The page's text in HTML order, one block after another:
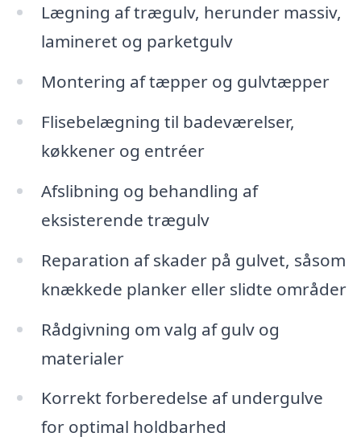
Lægning af trægulv, herunder massiv,
lamineret og parketgulv
Montering af tæpper og gulvtæpper
Flisebelægning til badeværelser,
køkkener og entréer
Afslibning og behandling af
eksisterende trægulv
Reparation af skader på gulvet, såsom
knækkede planker eller slidte områder
Rådgivning om valg af gulv og
materialer
Korrekt forberedelse af undergulve
for optimal holdbarhed